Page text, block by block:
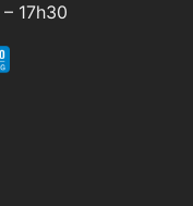
17h30